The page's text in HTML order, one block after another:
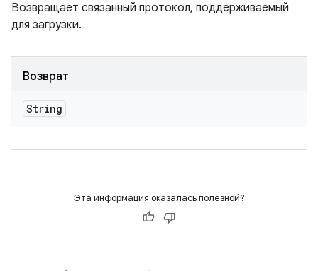
Возвращает связанный протокол, поддерживаемый
для загрузки.
Возврат
String
Эта информация оказалась полезной?